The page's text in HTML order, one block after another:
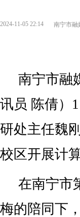
2024-11-05 22:14 南宁市
南宁市融
讯员 陈倩）
研处主任魏
校区开展计
在南宁市
梅的陪同下